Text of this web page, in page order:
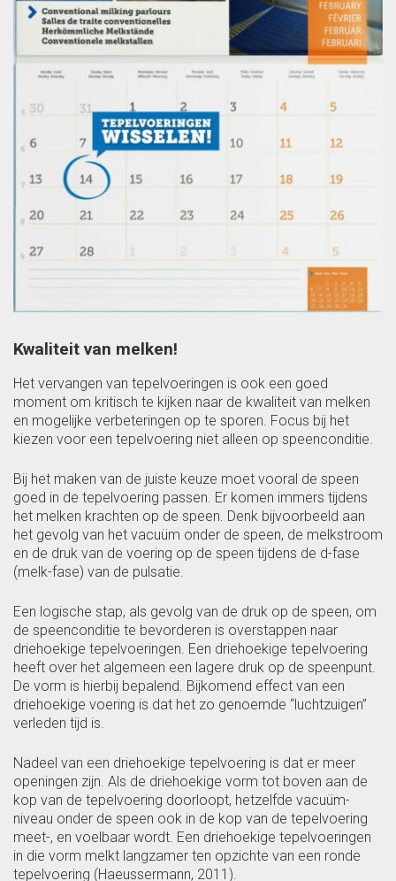
Kwaliteit van melken!
Het vervangen van tepelvoeringen is ook een goed
moment om kritisch te kijken naar de kwaliteit van melken
en mogelijke verbeteringen op te sporen. Focus bij het
kiezen voor een tepelvoering niet alleen op speenconditie.
Bij het maken van de juiste keuze moet vooral de speen
goed in de tepelvoering passen. Er komen immers tijdens
het melken krachten op de speen. Denk bijvoorbeeld aan
het gevolg van het vacuüm onder de speen, de melkstroom
en de druk van de voering op de speen tijdens de d-fase
(melk-fase) van de pulsatie.
Een logische stap, als gevolg van de druk op de speen, om
de speenconditie te bevorderen is overstappen naar
driehoekige tepelvoeringen. Een driehoekige tepelvoering
heeft over het algemeen een lagere druk op de speenpunt.
De vorm is hierbij bepalend. Bijkomend effect van een
driehoekige voering is dat het zo genoemde “luchtzuigen”
verleden tijd is.
Nadeel van een driehoekige tepelvoering is dat er meer
openingen zijn. Als de driehoekige vorm tot boven aan de
kop van de tepelvoering doorloopt, hetzelfde vacuüm-
niveau onder de speen ook in de kop van de tepelvoering
meet-, en voelbaar wordt. Een driehoekige tepelvoeringen
in die vorm melkt langzamer ten opzichte van een ronde
tepelvoering (Haeussermann, 2011).